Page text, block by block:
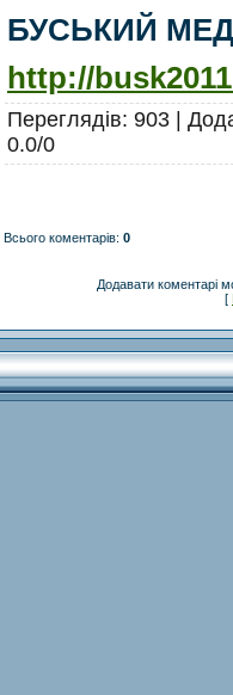
БУСЬКИЙ
http://
Переглядів: 903 |
0.0/0
Всього коментарів: 0
Додавати коментарі
[